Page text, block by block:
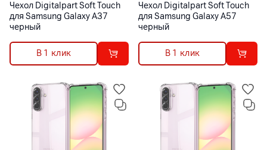
Чехол Digitalpart Soft Touch
для Samsung Galaxy A37
черный
В 1 клик
Чехол Digitalpart Soft Touch
для Samsung Galaxy A57
черный
В 1 клик